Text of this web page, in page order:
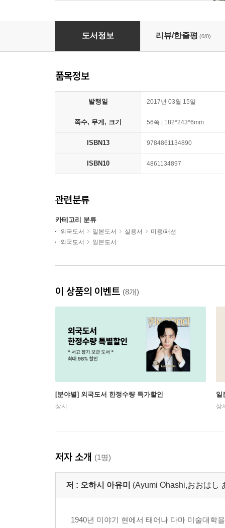
大人のおしゃれ 15
도서정보 리뷰/한줄평 (0/0)
품목정보
발행일 2017년 03월 15일
쪽수, 무게, 크기 56쪽 | 182*243*6mm
ISBN13 9784861134890
ISBN10 4861134897
관련분류
카테고리 분류
외국도서 일본도서 실용서
미용/패션
외국도서
일본도서
이 상품의 이벤트 (8개)
[분야별] 외국도서 한정수량 특가할인
상시
일
상
저자 소개 (1명)
저 : 오하시 아유미 (Ayumi Ohashi,おおはし
1940년 미야기 현에서 태어나 다마 미술대학